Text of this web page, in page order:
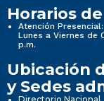
Horarios
Atención Presencial:
Lunes a Viernes de
p.m.
Ubicación
y Sedes